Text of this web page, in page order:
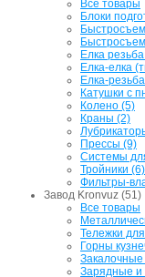
Все товары
Блоки
Елка
Елка-елка
Елка-
Катушки с
Колено (5)
Краны (2)
Прессы (9)
Системы
Тройники (6)
Фильтры-
Завод Kronvuz (51)
Все товары
Тележки
Горны
Зарядные и